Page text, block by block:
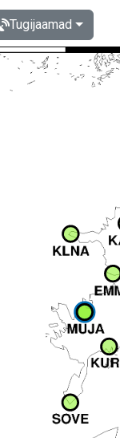
Tugijaamad